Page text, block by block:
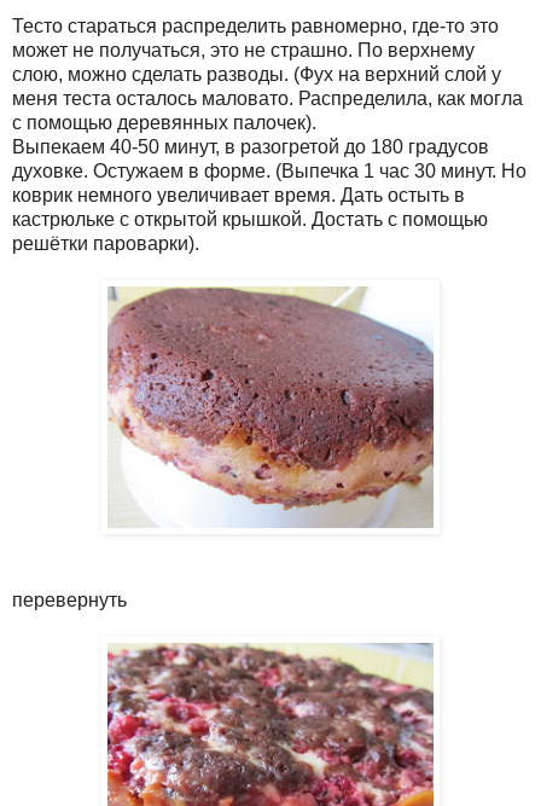
Тесто стараться распределить равномерно, где-то это
может не получаться, это не страшно. По верхнему
слою, можно сделать разводы. (Фух на верхний слой у
меня теста осталось маловато. Распределила, как могла
с помощью деревянных палочек).
Выпекаем 40-50 минут, в разогретой до 180 градусов
духовке. Остужаем в форме. (Выпечка 1 час 30 минут. Но
коврик немного увеличивает время. Дать остыть в
кастрюльке с открытой крышкой. Достать с помощью
решётки пароварки).
перевернуть